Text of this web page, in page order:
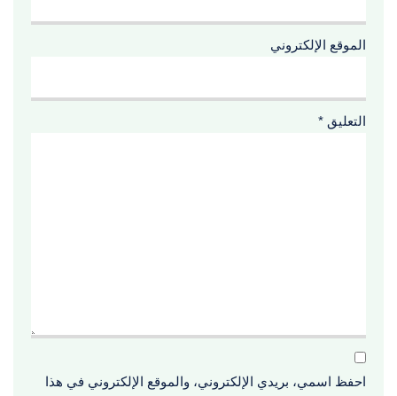
الموقع الإلكتروني
التعليق *
احفظ اسمي، بريدي الإلكتروني، والموقع الإلكتروني في هذا